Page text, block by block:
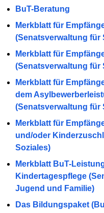
BuT-Beratung
Merkblatt für
(Senatsverwaltung für
Merkblatt für
(Senatsverwaltung für
Merkblatt für
dem
(Senatsverwaltung für
Merkblatt für
und/oder
Soziales)
Merkblatt BuT-
Kindertagespflege
Jugend und Familie)
Das Bildungspaket